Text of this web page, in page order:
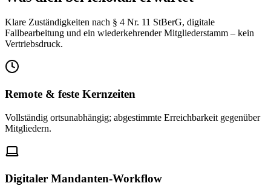
Klare Zuständigkeiten nach § 4 Nr. 11 StBerG, digitale
Fallbearbeitung und ein wiederkehrender Mitgliederstamm – kein
Vertriebsdruck.
Remote & feste Kernzeiten
Vollständig ortsunabhängig; abgestimmte Erreichbarkeit gegenüber
Mitgliedern.
Digitaler Mandanten-Workflow